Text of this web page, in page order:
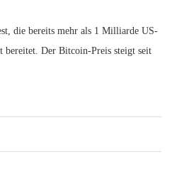
die bereits mehr als 1 Milliarde US-
bereitet. Der Bitcoin-Preis steigt seit